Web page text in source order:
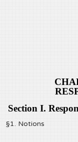
Section I.
§1. Notions